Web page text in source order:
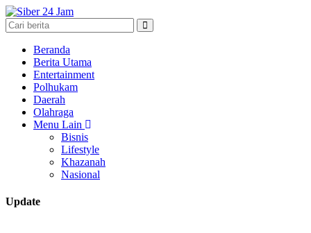
Beranda
Berita Utama
Entertainment
Polhukam
Daerah
Olahraga
Menu Lain
Bisnis
Lifestyle
Khazanah
Nasional
Update